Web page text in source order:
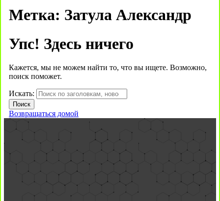
Метка: Затула Александр
Упс! Здесь ничего
Кажется, мы не можем найти то, что вы ищете. Возможно,
поиск поможет.
Искать:
Возвращаться домой